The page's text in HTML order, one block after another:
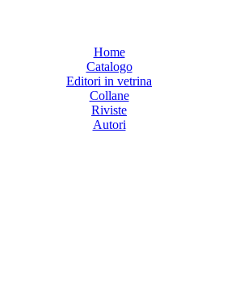
Home
Catalogo
Editori in vetrina
Collane
Riviste
Autori